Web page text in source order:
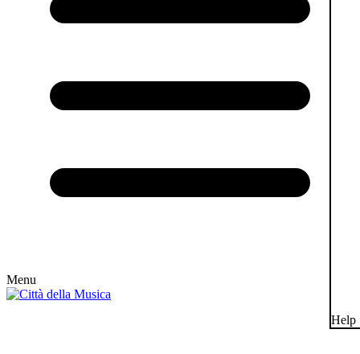
Menu
Help